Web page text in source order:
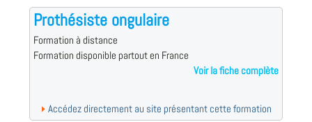
Prothésiste ongulaire
Formation à distance
Formation disponible partout en France
Voir la fiche complète
Accédez directement au site présentant cette formation